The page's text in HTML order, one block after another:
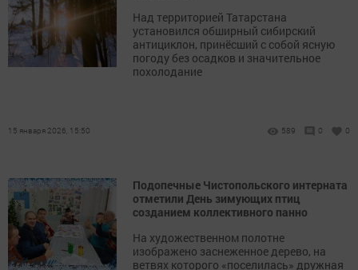
Над территорией Татарстана
установился обширный сибирский
антициклон, принёсший с собой ясную
погоду без осадков и значительное
похолодание
15 января 2026, 15:50 589 0 0
Подопечные Чистопольского интерната
отметили День зимующих птиц
созданием коллективного панно
На художественном полотне
изображено заснеженное дерево, на
ветвях которого «поселилась» дружная